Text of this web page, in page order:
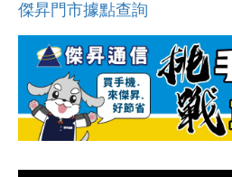
傑昇門市據點查詢